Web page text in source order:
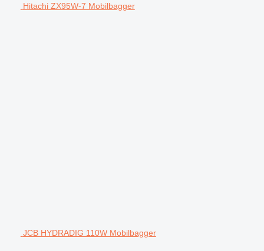
Hitachi ZX95W-7 Mobilbagger
JCB HYDRADIG 110W Mobilbagger